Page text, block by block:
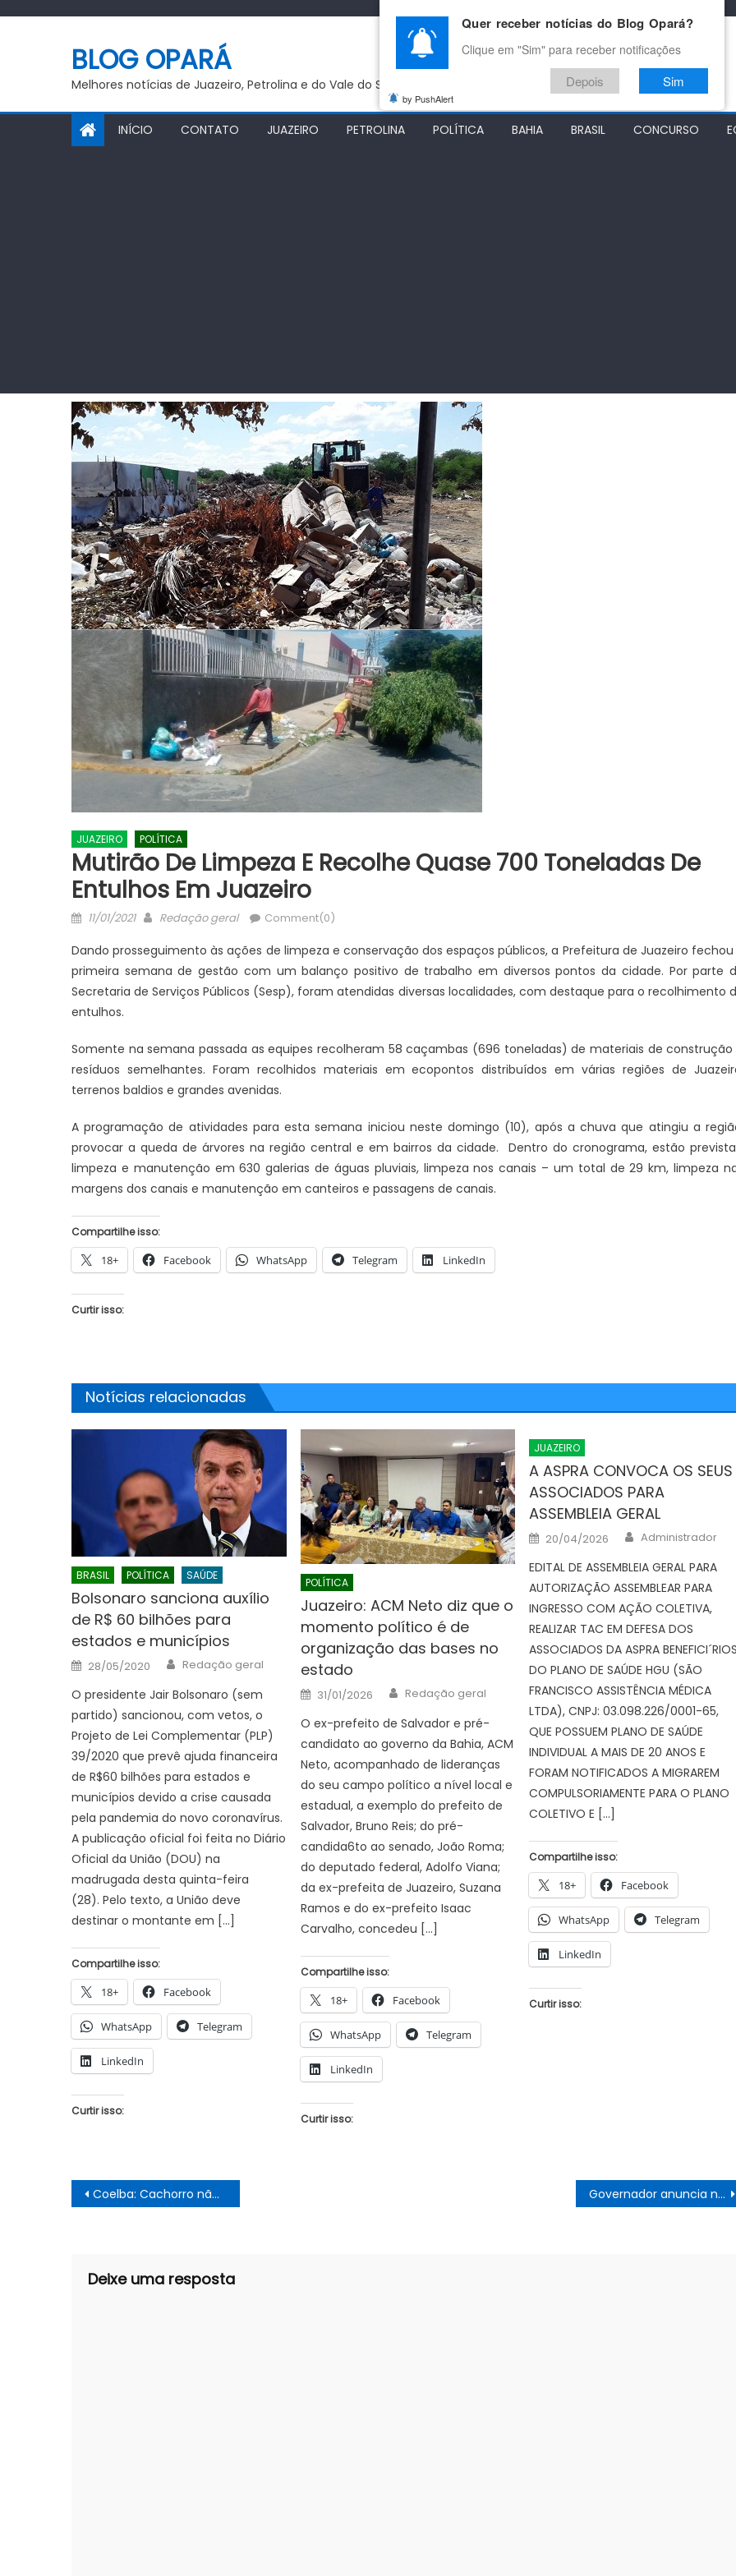
BLOG OPARÁ
Melhores notícias de Juazeiro, Petrolina e do Vale do São Francisco
INÍCIO CONTATO JUAZEIRO PETROLINA POLÍTICA BAHIA BRASIL CONCURSO
JUAZEIRO POLÍTICA
Mutirão De Limpeza E Recolhe Quase 700 Toneladas De
Entulhos Em Juazeiro
Posted
11/01/2021 Author
Redação geral Comment(0)
Dando prosseguimento às ações de limpeza e conservação dos espaços públicos, a Prefeitura de Juazeiro fechou
primeira semana de gestão com um balanço positivo de trabalho em diversos pontos da cidade. Por parte
Secretaria de Serviços Públicos (Sesp), foram atendidas diversas localidades, com destaque para o recolhimento
entulhos.
Somente na semana passada as equipes recolheram 58 caçambas (696 toneladas) de materiais de construção
resíduos semelhantes. Foram recolhidos materiais em ecopontos distribuídos em várias regiões de
terrenos baldios e grandes avenidas.
A programação de atividades para esta semana iniciou neste domingo (10), após a chuva que atingiu a
provocar a queda de árvores na região central e em bairros da cidade. Dentro do cronograma, estão
limpeza e manutenção em 630 galerias de águas pluviais, limpeza nos canais – um total de 29 km, limpeza
margens dos canais e manutenção em canteiros e passagens de canais.
Compartilhe isso:
18+ Facebook WhatsApp Telegram LinkedIn
Curtir isso:
Notícias relacionadas
BRASIL POLÍTICA SAÚDE
Bolsonaro sanciona auxílio
de R$ 60 bilhões para
estados e municípios
Posted
on
28/05/2020 Author
Redação geral
O presidente Jair Bolsonaro (sem
partido) sancionou, com vetos, o
Projeto de Lei Complementar (PLP)
39/2020 que prevê ajuda financeira
de R$60 bilhões para estados e
municípios devido a crise causada
pela pandemia do novo coronavírus.
A publicação oficial foi feita no Diário
Oficial da União (DOU) na
madrugada desta quinta-feira
(28). Pelo texto, a União deve
destinar o montante em […]
Compartilhe isso:
18+ Facebook
WhatsApp Telegram
LinkedIn
Curtir isso:
POLÍTICA
Juazeiro: ACM Neto diz que o
momento político é de
organização das bases no
estado
Posted
on
31/01/2026 Author
Redação geral
O ex-prefeito de Salvador e pré-
candidato ao governo da Bahia, ACM
Neto, acompanhado de lideranças
do seu campo político a nível local e
estadual, a exemplo do prefeito de
Salvador, Bruno Reis; do pré-
candida6to ao senado, João Roma;
do deputado federal, Adolfo Viana;
da ex-prefeita de Juazeiro, Suzana
Ramos e do ex-prefeito Isaac
Carvalho, concedeu […]
Compartilhe isso:
18+ Facebook
WhatsApp Telegram
LinkedIn
Curtir isso:
JUAZEIRO
A ASPRA CONVOCA OS SEUS
ASSOCIADOS PARA
ASSEMBLEIA GERAL
Posted
on
20/04/2026 Author
Administrador
EDITAL DE ASSEMBLEIA GERAL PARA
AUTORIZAÇÃO ASSEMBLEAR PARA
INGRESSO COM AÇÃO COLETIVA,
REALIZAR TAC EM DEFESA DOS
ASSOCIADOS DA ASPRA BENEFICI´RIOS
DO PLANO DE SAÚDE HGU (SÃO
FRANCISCO ASSISTÊNCIA MÉDICA
LTDA), CNPJ: 03.098.226/0001-65,
QUE POSSUEM PLANO DE SAÚDE
INDIVIDUAL A MAIS DE 20 ANOS E
FORAM NOTIFICADOS A MIGRAREM
COMPULSORIAMENTE PARA O PLANO
COLETIVO E […]
Compartilhe isso:
18+ Facebook
WhatsApp Telegram
LinkedIn
Curtir isso:
Navegação
de
Coelba: Cachorro não pode mijar no poste que falta energia? Governador anuncia nome do novo comandante-geral da PMBA
Deixe uma resposta
JUAZEIRO
Interinstitucional de Segurança
Pública para fortalecer ações em
Juazeiro
Juazeiro: Vídeo expõe comércio
Quer receber notícias do Blog Opará?
Clique em "Sim" para receber notificações
Depois Sim
by PushAlert